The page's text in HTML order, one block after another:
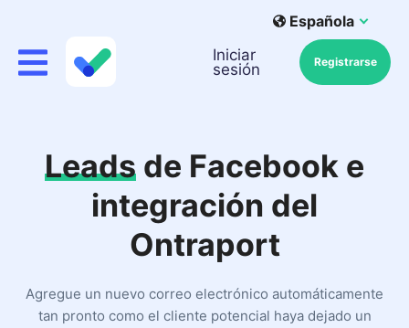
Española
Iniciar
sesión
Registrarse
Leads de Facebook e
integración del
Ontraport
Agregue un nuevo correo electrónico automáticamente
tan pronto como el cliente potencial haya dejado un